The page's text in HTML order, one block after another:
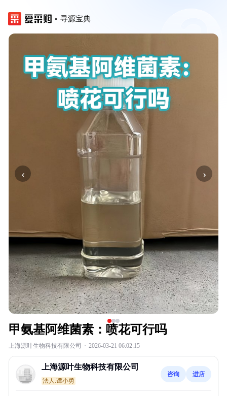
寻源宝典
‹ ›
甲氨基阿维菌素：喷花可行吗
上海源叶生物科技有限公司 · 2026-03-21 06:02:15
上海源叶生物科技有限公司
法人:谭小勇
咨询 进店